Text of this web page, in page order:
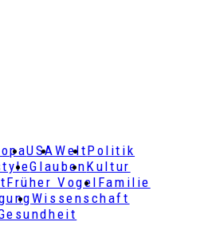
USAWeltPolitik
GlaubenKultur
Früher Vogel Familie
Wissenschaft